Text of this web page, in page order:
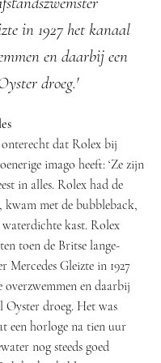
in 1927 het kanaal
en daarbij een
droeg.'
dat Rolex bij
imago heeft: ‘Ze zijn
in alles. Rolex had de
kwam met de bubbleback,
waterdichte kast. Rolex
toen de Britse lange-
Mercedes Gleizte in 1927
en daarbij
Oyster droeg. Het was
een horloge na tien uur
nog steeds goed